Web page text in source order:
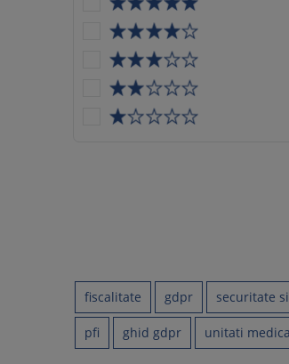
fiscalitate gdpr securitate
pfi ghid gdpr unitati